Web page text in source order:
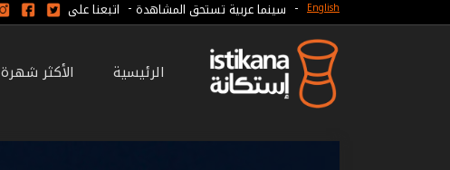
English
- سينما عربية تستحق المشاهدة - اتبعنا على
الرئيسية الأكثر شهرة